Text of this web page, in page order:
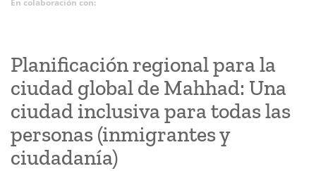
En colaboración con:
Planificación regional para la
ciudad global de Mahhad: Una
ciudad inclusiva para todas las
personas (inmigrantes y
ciudadanía)